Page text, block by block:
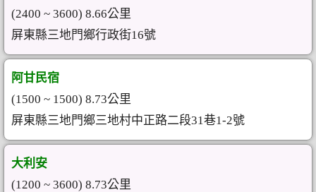
(2400 ~ 3600) 8.66公里
屏東縣三地門鄉行政街16號
阿甘民宿
(1500 ~ 1500) 8.73公里
屏東縣三地門鄉三地村中正路二段31巷1-2號
大利安
(1200 ~ 3600) 8.73公里